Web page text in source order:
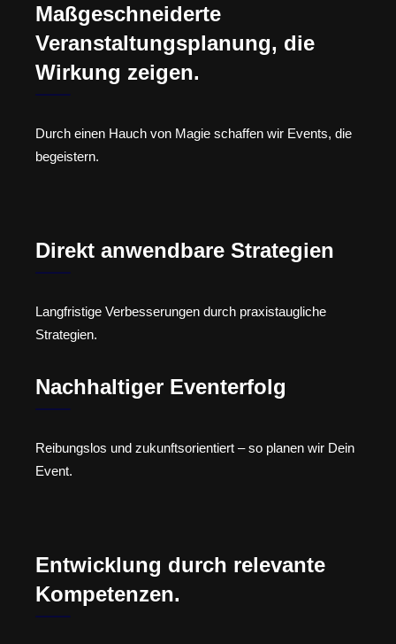
Maßgeschneiderte
Veranstaltungsplanung, die
Wirkung zeigen.
Durch einen Hauch von Magie schaffen wir Events, die
begeistern.
Direkt anwendbare Strategien
Langfristige Verbesserungen durch praxistaugliche
Strategien.
Nachhaltiger Eventerfolg
Reibungslos und zukunftsorientiert – so planen wir Dein
Event.
Entwicklung durch relevante
Kompetenzen.